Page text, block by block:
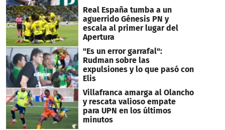
Real España tumba a un
aguerrido Génesis PN y
escala al primer lugar del
Apertura
"Es un error garrafal":
Rudman sobre las
expulsiones y lo que pasó con
Elis
Villafranca amarga al Olancho
y rescata valioso empate
para UPN en los últimos
minutos